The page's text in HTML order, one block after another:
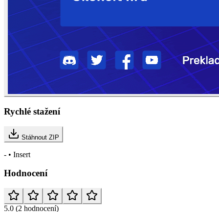
Rychlé stažení
Stáhnout ZIP
- • Insert
Hodnocení
5.0 (2 hodnocení)